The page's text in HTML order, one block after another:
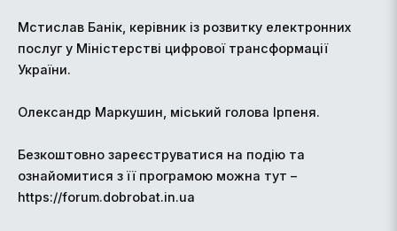
Мстислав Банік, керівник із розвитку електронних
послуг у Міністерстві цифрової трансформації
України.
Олександр Маркушин, міський голова Ірпеня.
Безкоштовно зареєструватися на подію та
ознайомитися з її програмою можна тут –
https://forum.dobrobat.in.ua